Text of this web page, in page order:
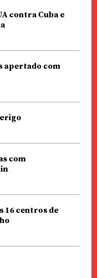
contra Cuba e
apertado com
com
16 centros de